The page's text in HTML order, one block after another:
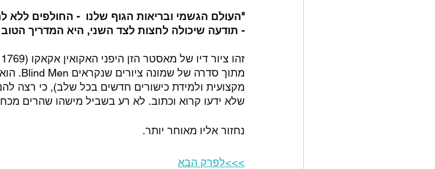
"העולם הגשמי ובריאות הגוף שלנו  - החולפים ללא
- תודעה שיכולה לחצות לצד השני, היא המדריך הטוב
מקצועית ולמידת כישורים חדשים בכל שלב), כי רצה
שלא ידעו קרוא וכתוב. לא רע בשביל מישהו שהרים
נחזור אליו מאוחר יותר.
>>>לפרק הבא